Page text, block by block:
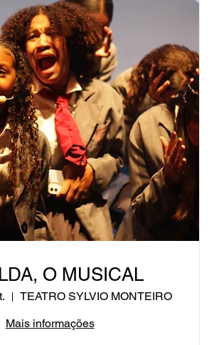
O MUSICAL
TEATRO SYLVIO MONTEIRO
Mais informações